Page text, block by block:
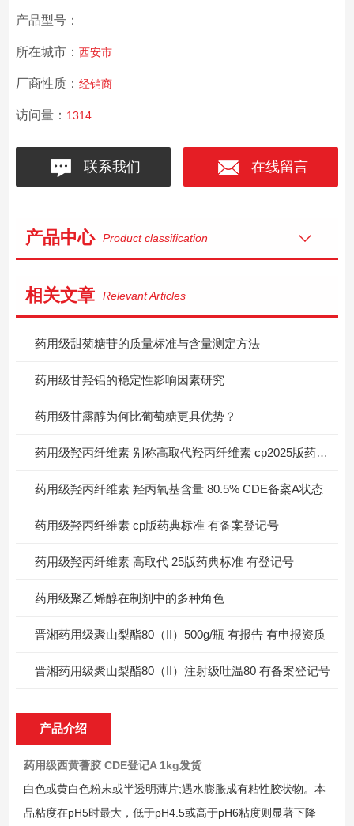
产品型号：
所在城市： 西安市
厂商性质： 经销商
访问量： 1314
联系我们 在线留言
产品中心 Product classification
相关文章 Relevant Articles
药用级甜菊糖苷的质量标准与含量测定方法
药用级甘羟铝的稳定性影响因素研究
药用级甘露醇为何比葡萄糖更具优势？
药用级羟丙纤维素 别称高取代羟丙纤维素 cp2025版药典标准
药用级羟丙纤维素 羟丙氧基含量 80.5% CDE备案A状态
药用级羟丙纤维素 cp版药典标准 有备案登记号
药用级羟丙纤维素 高取代 25版药典标准 有登记号
药用级聚乙烯醇在制剂中的多种角色
晋湘药用级聚山梨酯80（II）500g/瓶 有报告 有申报资质
晋湘药用级聚山梨酯80（II）注射级吐温80 有备案登记号
产品介绍
药用级西黄蓍胶 CDE登记A 1kg发货
白色或黄白色粉末或半透明薄片;遇水膨胀成有粘性胶状物。本
品粘度在pH5时最大，低于pH4.5或高于pH6粘度则显著下降